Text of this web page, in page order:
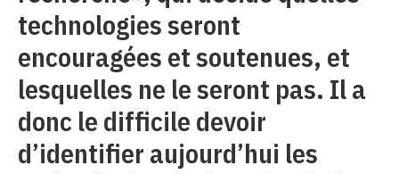
technologies seront
encouragées et soutenues, et
lesquelles ne le seront pas. Il a
donc le difficile devoir
d’identifier aujourd’hui les